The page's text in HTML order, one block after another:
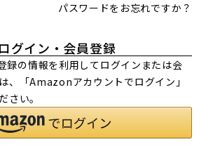
パスワードをお忘れですか？
グイン・会員登録
の情報を利用してログインまたは会
、「Amazonアカウントでログイン」
さい。